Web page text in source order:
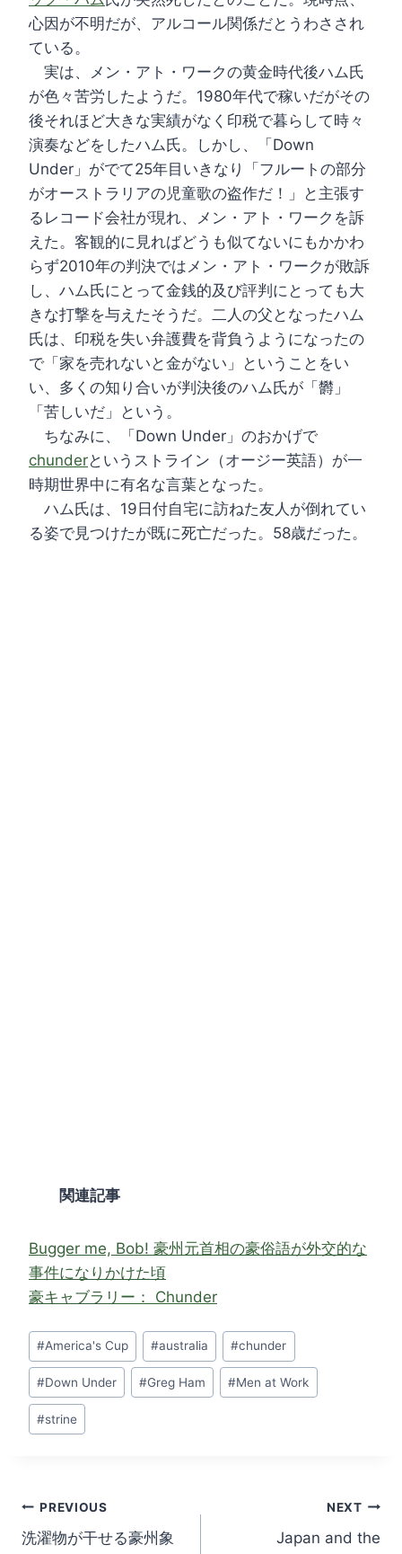
心因が不明だが、アルコール関係だとうわさされ
ている。
実は、メン・アト・ワークの黄金時代後ハム氏
が色々苦労したようだ。1980年代で稼いだがその
後それほど大きな実績がなく印税で暮らして時々
演奏などをしたハム氏。しかし、「Down
Under」がでて25年目いきなり「フルートの部分
がオーストラリアの児童歌の盗作だ！」と主張す
るレコード会社が現れ、メン・アト・ワークを訴
えた。客観的に見ればどうも似てないにもかかわ
らず2010年の判決ではメン・アト・ワークが敗訴
し、ハム氏にとって金銭的及び評判にとっても大
きな打撃を与えたそうだ。二人の父となったハム
氏は、印税を失い弁護費を背負うようになったの
で「家を売れないと金がない」ということをい
い、多くの知り合いが判決後のハム氏が「欝」
「苦しいだ」という。
ちなみに、「Down Under」のおかげで
chunderというストライン（オージー英語）が一
時期世界中に有名な言葉となった。
ハム氏は、19日付自宅に訪ねた友人が倒れてい
る姿で見つけたが既に死亡だった。58歳だった。
関連記事
Bugger me, Bob! 豪州元首相の豪俗語が外交的な
事件になりかけた頃
豪キャブラリー： Chunder
Post
Tags:
#America's Cup #australia #chunder
#Down Under #Greg Ham #Men at Work
#strine
Post
PREVIOUS
洗濯物が干せる豪州象
NEXT
Japan and the